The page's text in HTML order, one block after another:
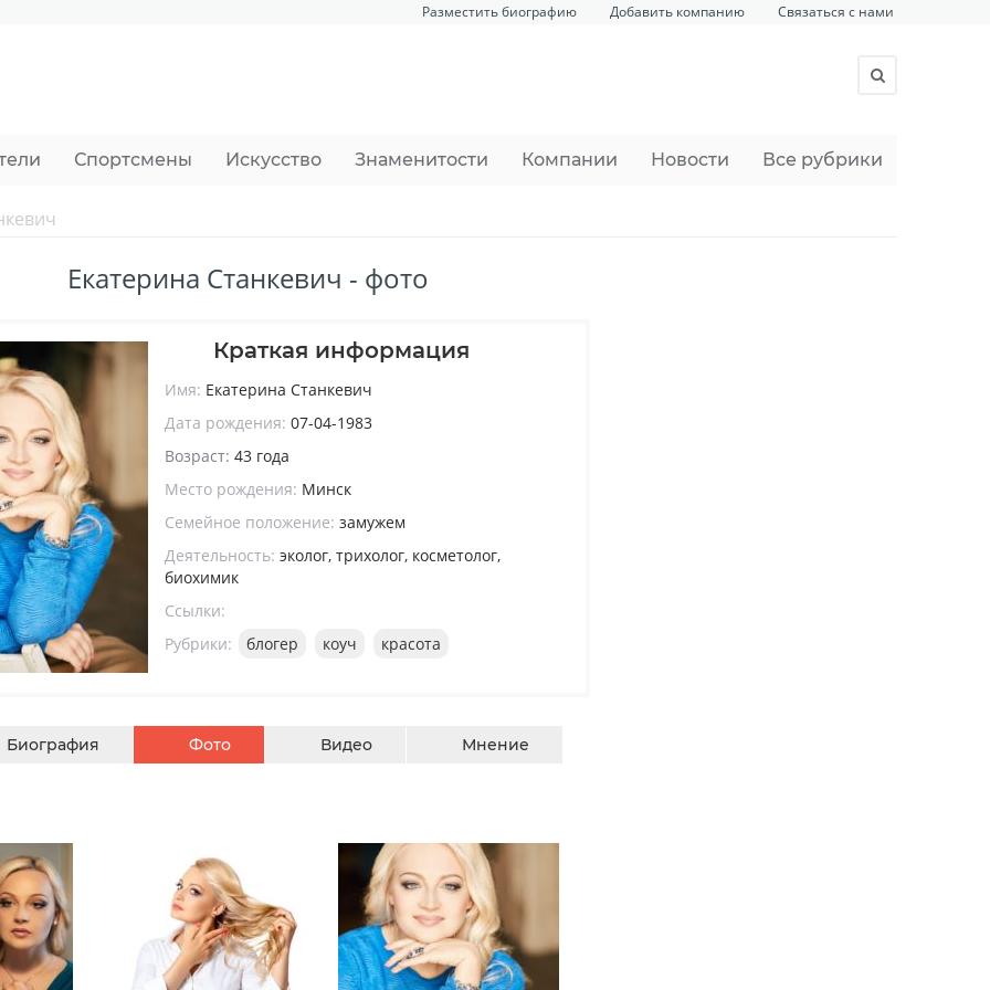
Разместить биографию Добавить компанию Связаться с нами
Спортсмены Искусство Знаменитости Компании Новости Все рубрики
Екатерина Станкевич - фото
Краткая информация
Имя: Екатерина Станкевич
Дата рождения: 07-04-1983
Возраст: 43 года
Место рождения: Минск
Семейное положение: замужем
Деятельность: эколог, трихолог, косметолог,
биохимик
Ссылки:
Рубрики:
блогер коуч красота
Биография Фото Видео Мнение